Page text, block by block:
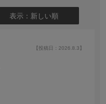
表示：新しい順
【投稿日：2026.8.3】